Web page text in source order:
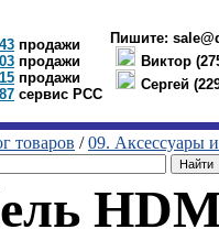
продажи
продажи
продажи
сервис РСС
Пишите:
Виктор
Сергей
товаров /09. Аксессуары